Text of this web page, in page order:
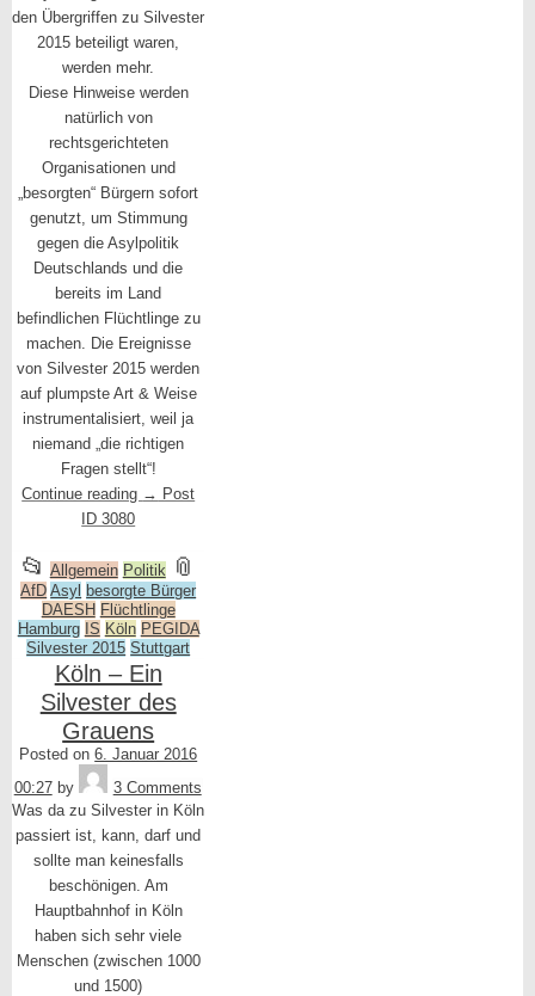
den Übergriffen zu Silvester
2015 beteiligt waren,
werden mehr.
Diese Hinweise werden
natürlich von
rechtsgerichteten
Organisationen und
„besorgten“ Bürgern sofort
genutzt, um Stimmung
gegen die Asylpolitik
Deutschlands und die
bereits im Land
befindlichen Flüchtlinge zu
machen. Die Ereignisse
von Silvester 2015 werden
auf plumpste Art & Weise
instrumentalisiert, weil ja
niemand „die richtigen
Fragen stellt“!
Continue reading → Post
ID 3080
📂 This
entry
was
posted
in
Allgemein Politik 📎
tagged
AfD Asyl besorgte Bürger
DAESH Flüchtlinge
Hamburg IS Köln PEGIDA
Silvester 2015 Stuttgart
Köln – Ein
Silvester des
Grauens
Posted on 6. Januar 2016
00:27 by
3 Comments
Was da zu Silvester in Köln
passiert ist, kann, darf und
sollte man keinesfalls
beschönigen. Am
Hauptbahnhof in Köln
haben sich sehr viele
Menschen (zwischen 1000
und 1500)